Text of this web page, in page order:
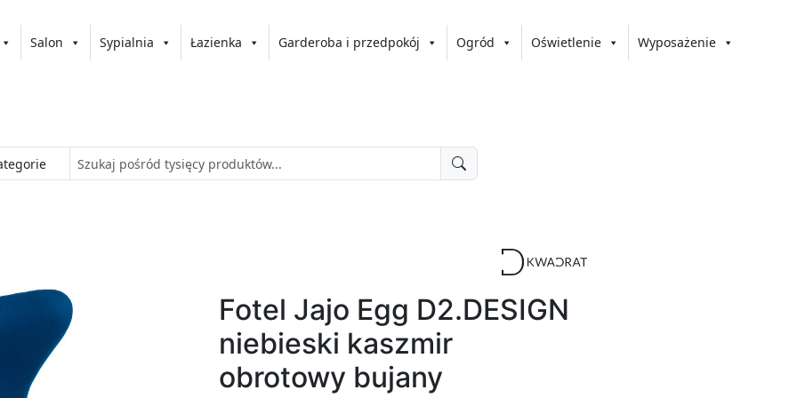
Salon Sypialnia Łazienka Garderoba i przedpokój Ogród Oświetlenie Wyposażenie
Fotel Jajo Egg D2.DESIGN
niebieski kaszmir
obrotowy bujany